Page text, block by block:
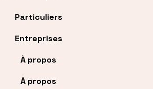
Particuliers
Entreprises
À propos
À propos